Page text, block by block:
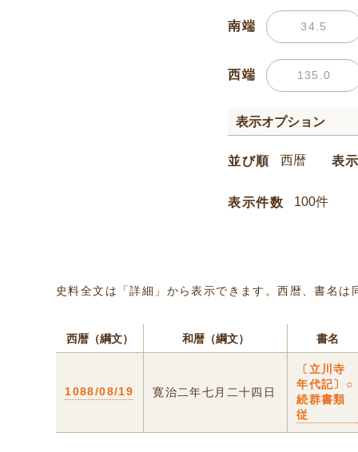
南端
西端
表示オプション
並び順 表
表示件数
史料全文は「詳細」から表示できます。西暦、書名
西暦（綱文） 和暦（綱文） 書名
1088/08/19 寛治二年七月二十四日
〔立川寺
年代記〕○
続群書類
従